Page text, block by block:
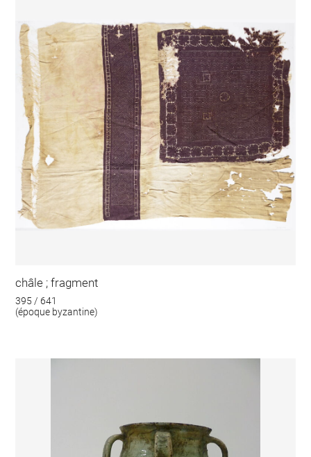
châle ; fragment
395 / 641
(époque byzantine)